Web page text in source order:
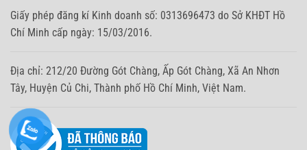
Giấy phép đăng kí Kinh doanh số: 0313696473 do Sở KHĐT Hồ
Chí Minh cấp ngày: 15/03/2016.
Địa chỉ: 212/20 Đường Gót Chàng, Ấp Gót Chàng, Xã An Nhơn
Tây, Huyện Củ Chi, Thành phố Hồ Chí Minh, Việt Nam.